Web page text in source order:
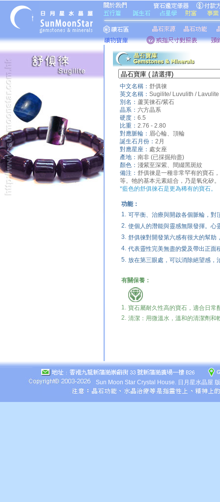
中文名稱： 舒俱徠
英文名稱： Sugilite/ Luvulith / Lavulite
別名： 蘆芙徠石/紫石
晶系： 六方晶系
硬度： 6.5
比重： 2.76 - 2.80
對應脈輪： 眉心輪、頂輪
誕生石月份： 2月
對應星座： 處女座
產地： 南非 (已採掘殆盡)
顏色： 淺紫至深紫、間綴黑斑紋
備注： 舒俱徠是一種非常罕有的寶石
等。牠的基本元素組合，乃是氧化矽。
*藍色的舒俱徠石是更為稀有的寶石。
功能：
1. 可平衡、治療與開啟各個脈輪，對
2. 使個人的潛能與靈感無限發揮。心
3. 舒俱徠對開發第六感有很大的幫助
4. 代表靈性完美無盡的愛及帶出正面
5. 放在第三眼處，可以消除絕望感，
有關保養：
1. 寶石屬耐久性高的寶石，適合日常
2. 清潔：用微溫水，溫和的清潔劑和
Sun Moon Star Crystal House. 日月星水晶屋